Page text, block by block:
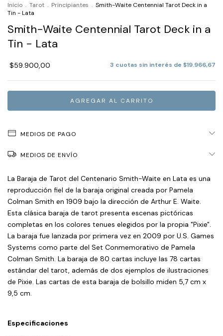
Inicio . Tarot . Principiantes . Smith-Waite Centennial Tarot Deck in a
Tin - Lata
Smith-Waite Centennial Tarot Deck in a
Tin - Lata
$59.900,00 3 cuotas sin interés de $19.966,67
MEDIOS DE PAGO
MEDIOS DE ENVÍO
La Baraja de Tarot del Centenario Smith-Waite en Lata es una
reproducción fiel de la baraja original creada por Pamela
Colman Smith en 1909 bajo la dirección de Arthur E. Waite.
Esta clásica baraja de tarot presenta escenas pictóricas
completas en los colores tenues elegidos por la propia "Pixie".
La baraja fue lanzada por primera vez en 2009 por U.S. Games
Systems como parte del Set Conmemorativo de Pamela
Colman Smith. La baraja de 80 cartas incluye las 78 cartas
estándar del tarot, además de dos ejemplos de ilustraciones
de Pixie. Las cartas de esta baraja de bolsillo miden 5,7 cm x
9,5 cm.
Especificaciones